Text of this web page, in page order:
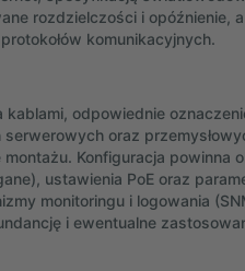
rozdzielczości i opóźnienie,
komunikacyjnych.
odpowiednie
oraz
Konfiguracja powinna
ustawienia PoE oraz
monitoringu i logowania
i ewentualne